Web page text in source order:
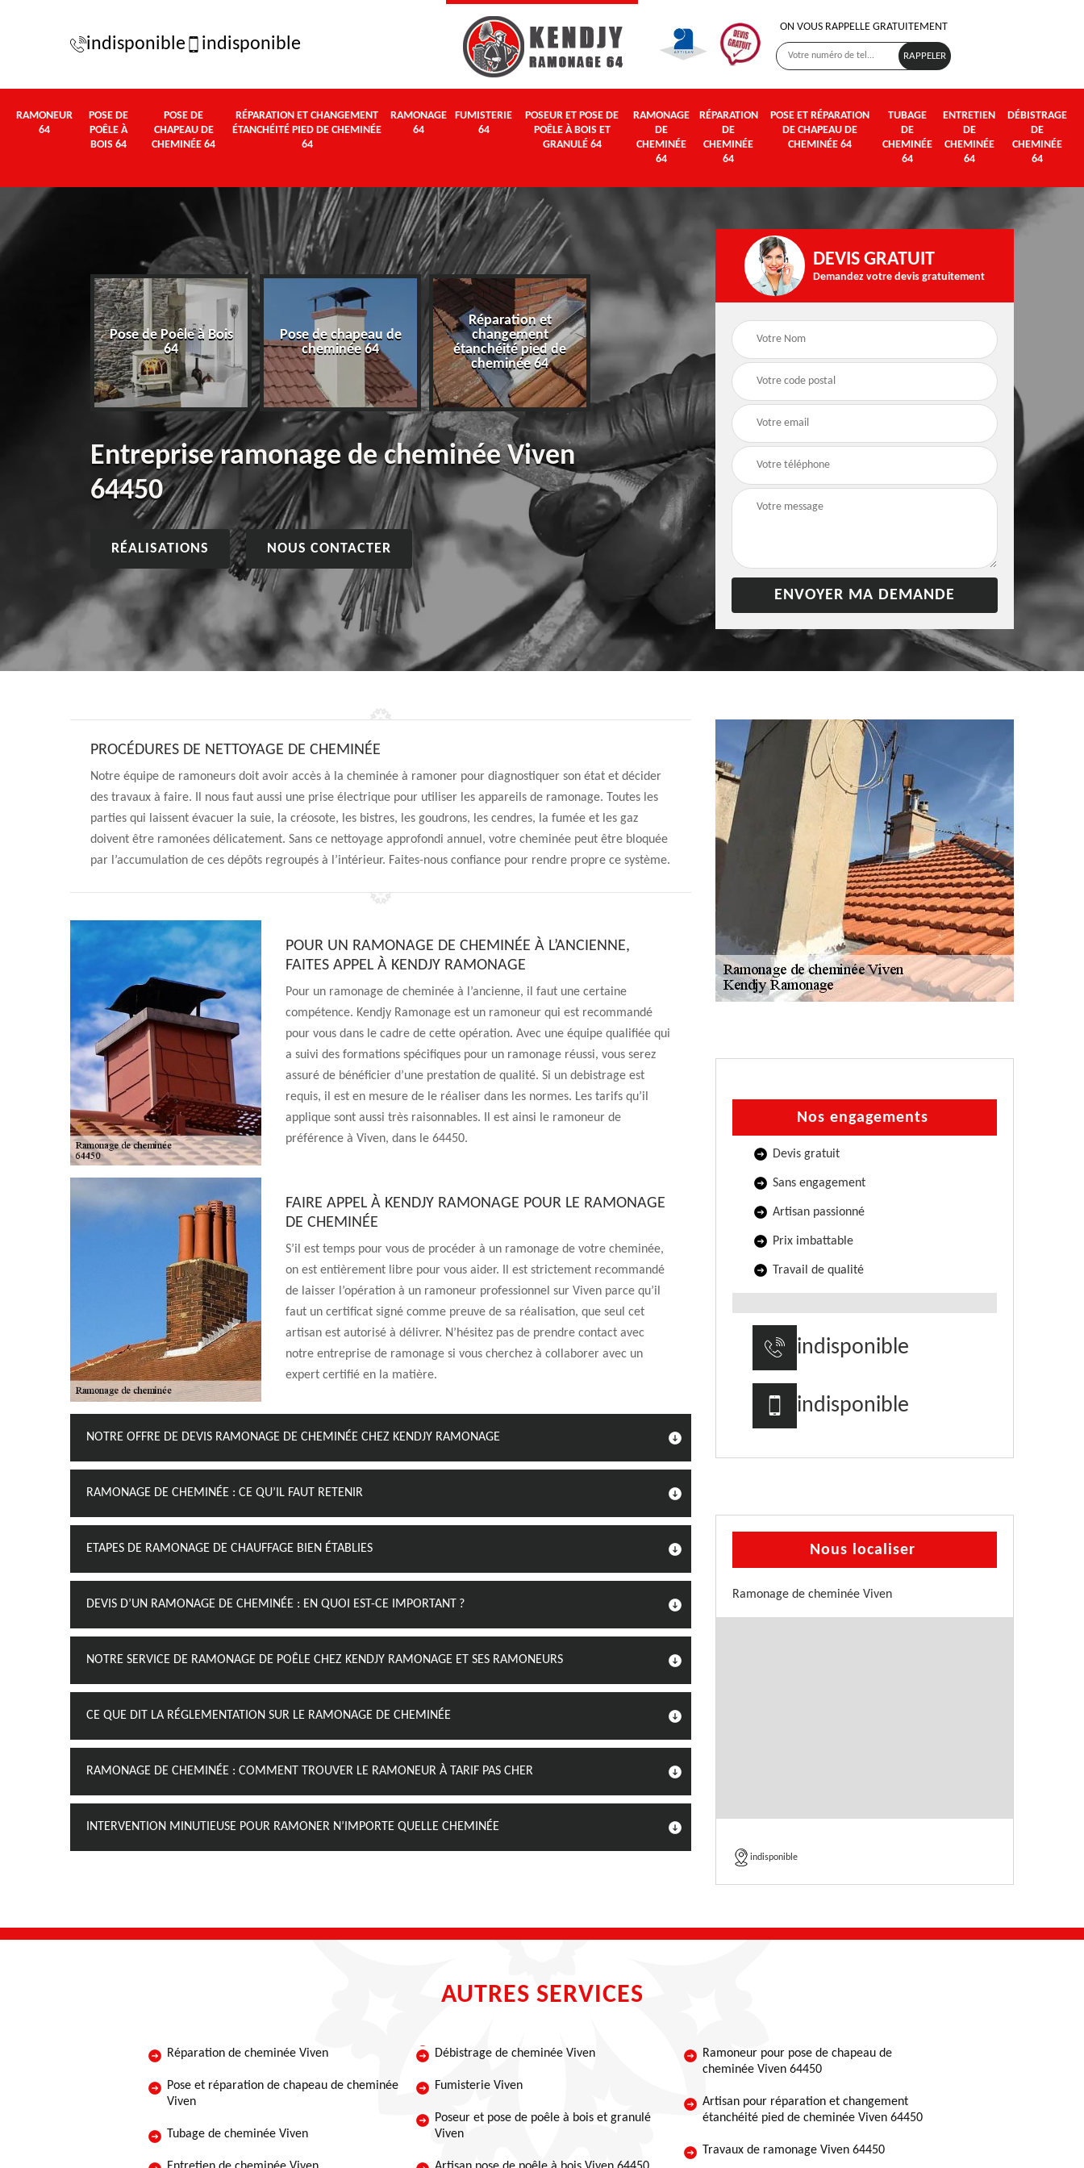
indisponible indisponible
ON VOUS RAPPELLE GRATUITEMENT
RAMONEUR
64
POSE DE
POÊLE À
BOIS 64
POSE DE
CHAPEAU DE
CHEMINÉE 64
RÉPARATION ET CHANGEMENT
ÉTANCHÉITÉ PIED DE CHEMINÉE
64
RAMONAGE
64
FUMISTERIE
64
POSEUR ET POSE DE
POÊLE À BOIS ET
GRANULÉ 64
RAMONAGE
DE
CHEMINÉE
64
RÉPARATION
DE
CHEMINÉE
64
POSE ET RÉPARATION
DE CHAPEAU DE
CHEMINÉE 64
TUBAGE
DE
CHEMINÉE
64
ENTRETIEN
DE
CHEMINÉE
64
DÉBISTRAGE
DE
CHEMINÉE
64
Pose de Poêle à Bois
64
Pose de chapeau de
cheminée 64
Réparation et
changement
étanchéité pied de
cheminée 64
Ramonage 64
Poseur et pose de
poêle à bois et
Entreprise ramonage de cheminée Viven
64450
RÉALISATIONS NOUS CONTACTER
DEVIS GRATUIT
Demandez votre devis gratuitement
PROCÉDURES DE NETTOYAGE DE CHEMINÉE
Notre équipe de ramoneurs doit avoir accès à la cheminée à ramoner pour diagnostiquer son état et décider
des travaux à faire. Il nous faut aussi une prise électrique pour utiliser les appareils de ramonage. Toutes les
parties qui laissent évacuer la suie, la créosote, les bistres, les goudrons, les cendres, la fumée et les gaz
doivent être ramonées délicatement. Sans ce nettoyage approfondi annuel, votre cheminée peut être bloquée
par l’accumulation de ces dépôts regroupés à l’intérieur. Faites-nous confiance pour rendre propre ce système.
POUR UN RAMONAGE DE CHEMINÉE À L’ANCIENNE,
FAITES APPEL À KENDJY RAMONAGE
Pour un ramonage de cheminée à l’ancienne, il faut une certaine
compétence. Kendjy Ramonage est un ramoneur qui est recommandé
pour vous dans le cadre de cette opération. Avec une équipe qualifiée qui
a suivi des formations spécifiques pour un ramonage réussi, vous serez
assuré de bénéficier d’une prestation de qualité. Si un debistrage est
requis, il est en mesure de le réaliser dans les normes. Les tarifs qu’il
applique sont aussi très raisonnables. Il est ainsi le ramoneur de
préférence à Viven, dans le 64450.
FAIRE APPEL À KENDJY RAMONAGE POUR LE RAMONAGE
DE CHEMINÉE
S’il est temps pour vous de procéder à un ramonage de votre cheminée,
on est entièrement libre pour vous aider. Il est strictement recommandé
de laisser l’opération à un ramoneur professionnel sur Viven parce qu’il
faut un certificat signé comme preuve de sa réalisation, que seul cet
artisan est autorisé à délivrer. N’hésitez pas de prendre contact avec
notre entreprise de ramonage si vous cherchez à collaborer avec un
expert certifié en la matière.
NOTRE OFFRE DE DEVIS RAMONAGE DE CHEMINÉE CHEZ KENDJY RAMONAGE
RAMONAGE DE CHEMINÉE : CE QU’IL FAUT RETENIR
ETAPES DE RAMONAGE DE CHAUFFAGE BIEN ÉTABLIES
DEVIS D’UN RAMONAGE DE CHEMINÉE : EN QUOI EST-CE IMPORTANT ?
NOTRE SERVICE DE RAMONAGE DE POÊLE CHEZ KENDJY RAMONAGE ET SES RAMONEURS
CE QUE DIT LA RÉGLEMENTATION SUR LE RAMONAGE DE CHEMINÉE
RAMONAGE DE CHEMINÉE : COMMENT TROUVER LE RAMONEUR À TARIF PAS CHER
INTERVENTION MINUTIEUSE POUR RAMONER N’IMPORTE QUELLE CHEMINÉE
Nos engagements
Devis gratuit
Sans engagement
Artisan passionné
Prix imbattable
Travail de qualité
indisponible
indisponible
Nous localiser
Ramonage de cheminée Viven
indisponible
AUTRES SERVICES
Réparation de cheminée Viven
Pose et réparation de chapeau de cheminée
Viven
Tubage de cheminée Viven
Débistrage de cheminée Viven
Fumisterie Viven
Poseur et pose de poêle à bois et granulé
Viven
Ramoneur pour pose de chapeau de
cheminée Viven 64450
Artisan pour réparation et changement
étanchéité pied de cheminée Viven 64450
Travaux de ramonage Viven 64450